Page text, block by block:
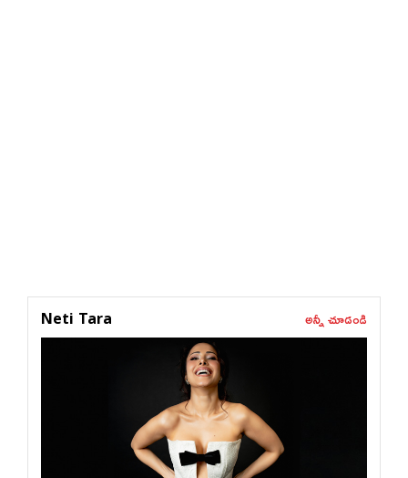
Neti Tara అన్నీ చూడండి